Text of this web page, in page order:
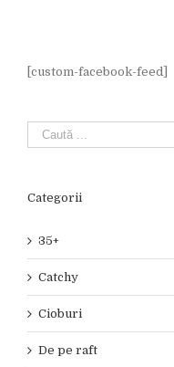
[custom-facebook-feed]
Categorii
35+
Catchy
Cioburi
De pe raft